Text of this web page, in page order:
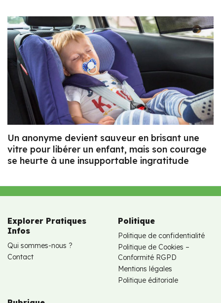
Un anonyme devient sauveur en brisant une
vitre pour libérer un enfant, mais son courage
se heurte à une insupportable ingratitude
Explorer Pratiques
Infos
Qui sommes-nous ?
Contact
Politique
Politique de confidentialité
Politique de Cookies –
Conformité RGPD
Mentions légales
Politique éditoriale